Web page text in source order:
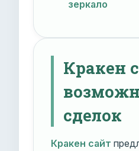
зеркало
Кракен
сделок
Кракен сайт